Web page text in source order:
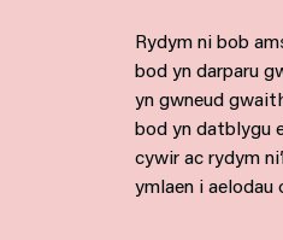
Rydym ni bob
bod yn darparu
yn gwneud
bod yn datblygu
cywir ac rydym
ymlaen i aelodau